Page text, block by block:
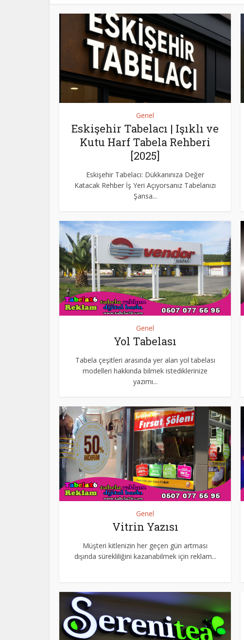
Genel
Eskişehir Tabelacı | Işıklı ve
Kutu Harf Tabela Rehberi
[2025]
Eskişehir Tabelacı: Dükkanınıza Değer
Katacak Rehber İş Yeri Açıyorsanız Tabelanızı
Şansa...
Genel
Yol Tabelası
Tabela çeşitleri arasında yer alan yol tabelası
modelleri hakkında bilmek istediklerinize
yazımı...
Genel
Vitrin Yazısı
Müşteri kitlenizin her geçen gün artması
dışında sürekliliğini kazanabilmek için reklam...